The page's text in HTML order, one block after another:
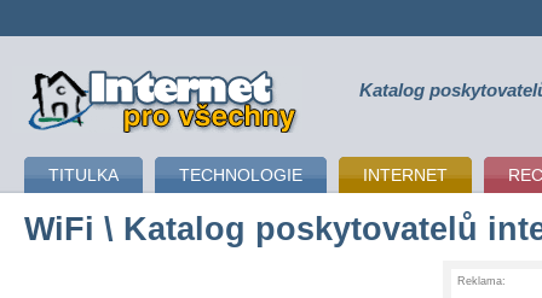
připojení k internetu Katalog
TITULKA TECHNOLOGIE INTERNET
WiFi \ Katalog poskytovatelů
Reklama: